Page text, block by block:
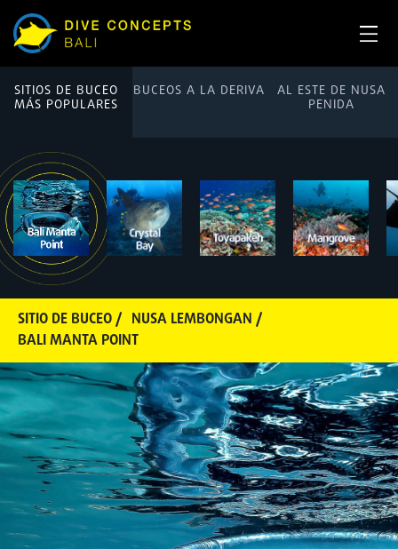
SITIOS DE BUCEO
MÁS POPULARES
BUCEOS A LA DERIVA AL ESTE DE NUSA
PENIDA
SITIO DE BUCEO / NUSA LEMBONGAN /
BALI MANTA POINT